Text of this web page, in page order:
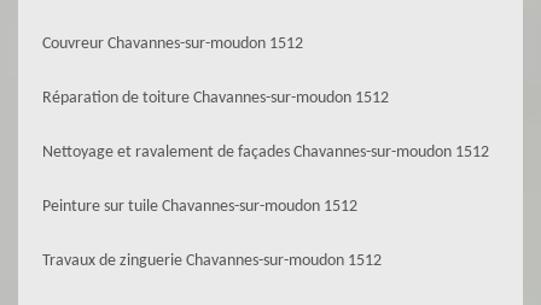
Couvreur Chavannes-sur-moudon 1512
Réparation de toiture Chavannes-sur-moudon 1512
Nettoyage et ravalement de façades Chavannes-sur-moudon 1512
Peinture sur tuile Chavannes-sur-moudon 1512
Travaux de zinguerie Chavannes-sur-moudon 1512